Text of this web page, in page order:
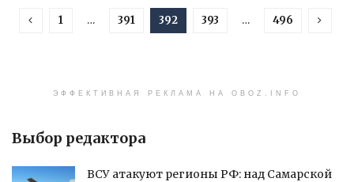
1 … 391 392 393 … 496
ЭФФЕКТИВНАЯ РЕКЛАМА НА OBOZ.INFO
Выбор редактора
ВСУ атакуют регионы РФ: над Самарской